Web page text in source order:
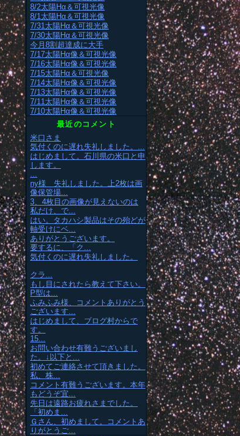
8/2太陽Hα＆可視光像
8/1太陽Hα＆可視光像
7/31太陽Hα＆可視光像
7/30太陽Hα＆可視光像
今月8割超達成に大手
7/17太陽Hα像＆可視光像
7/16太陽Hα像＆可視光像
7/15太陽Hα＆可視光像
7/14太陽Hα像＆可視光像
7/13太陽Hα像＆可視光像
7/11太陽Hα像＆可視光像
7/10太陽Hα像＆可視光像
最近のコメント
米口さま
気付くのに遅れ失礼しました。...
はじめまして。石川県の米口と申
します。
...
ny様 失礼しました。上2枚は画
像保管場...
3、4枚目の画像が見えないのは
私だけ、で...
はい。タカハシ製品はその殆どが
軸受けにベ...
ありがとうございます。
要するに、「ク...
気付くのに遅れ失礼しました。
クラ...
もし目にされたら教えて下さい。
P型は...
ふみふみ様、コメントありがとう
ございます...
はじめまして、ブログ村からで
す。
15...
お問い合わせ有難うございまし
た。↓以下と...
初めてご連絡させて頂きました。
私、株...
コメント有難うございます。本年
もどうぞ宜...
先日は遠路お疲れさまでした。
「初めま...
Ｇさん、初めまして。コメントあ
りがとうご...